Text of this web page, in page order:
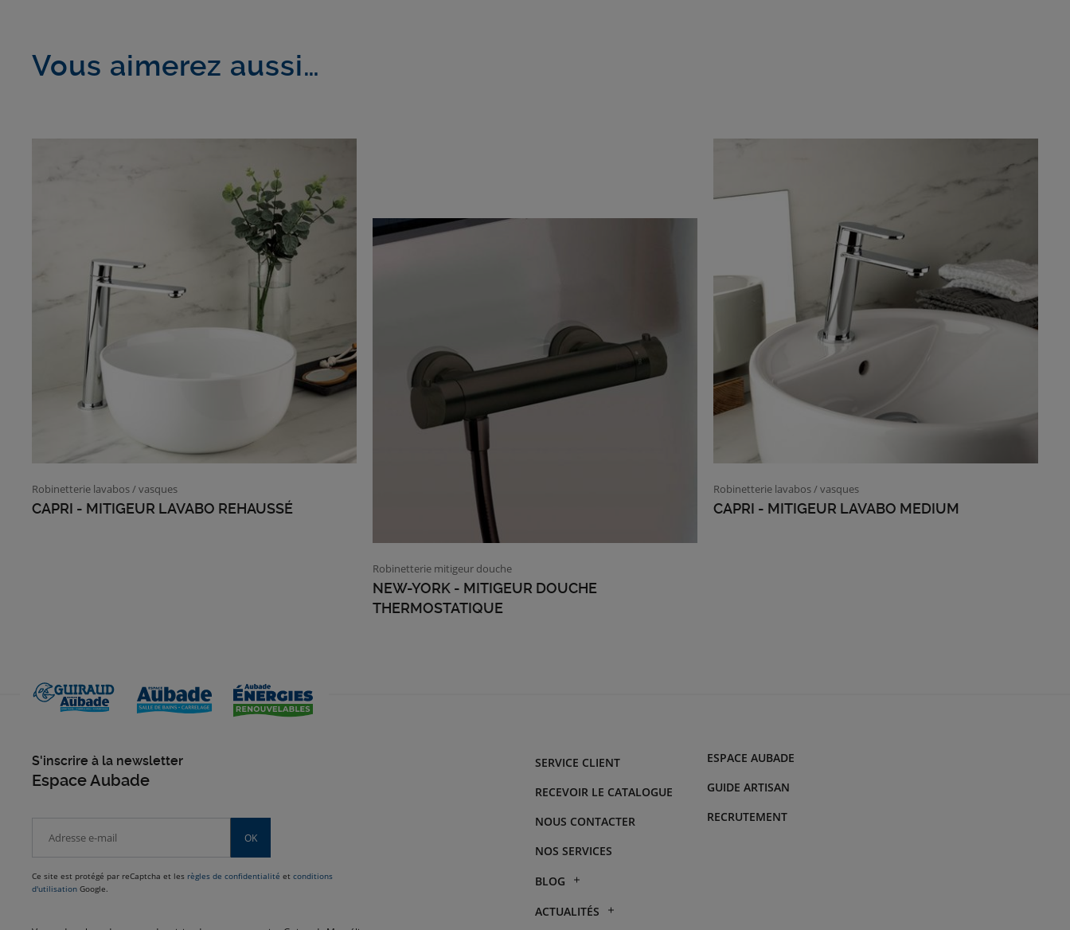
Vous aimerez aussi…
Robinetterie lavabos / vasques
CAPRI - MITIGEUR LAVABO REHAUSSÉ
Robinetterie mitigeur douche
NEW-YORK - MITIGEUR DOUCHE
THERMOSTATIQUE
Robinetterie lavabos / vasques
CAPRI - MITIGEUR LAVABO MEDIUM
S'inscrire à la newsletter
Espace Aubade
OK
Ce site est protégé par reCaptcha et les règles de confidentialité et conditions
d'utilisation Google.
SERVICE CLIENT
RECEVOIR LE CATALOGUE
NOUS CONTACTER
NOS SERVICES
BLOG
Climatisation réversible :
ACTUALITÉS
ESPACE AUBADE
GUIDE ARTISAN
RECRUTEMENT